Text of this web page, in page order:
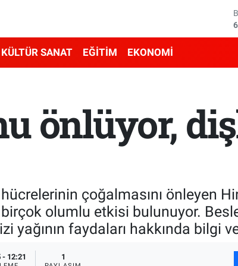
KÜLTÜR SANAT EĞİTİM EKONOMİ
önlüyor,
çoğalmasını önleyen
olumlu etkisi bulunuyor.
yağının faydaları hakkında bilgi
- 12:21 1